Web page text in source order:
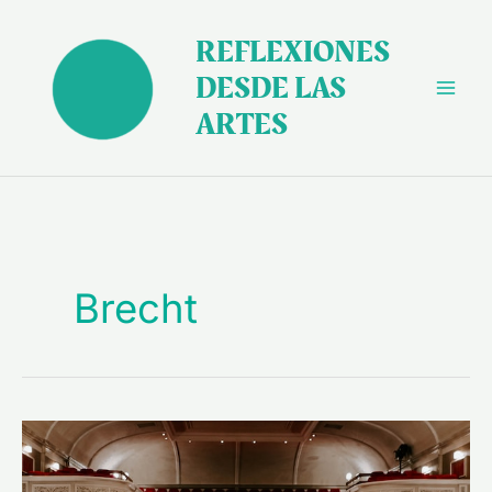
contenido
REFLEXIONES
DESDE LAS
ARTES
Brecht
Sobre
la
responsabilidad